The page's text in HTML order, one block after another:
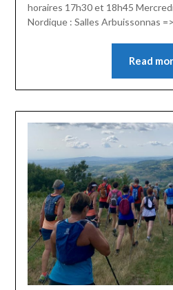
horaires 17h30 et 18h45
Nordique : Salles Arbuissonnas
Read